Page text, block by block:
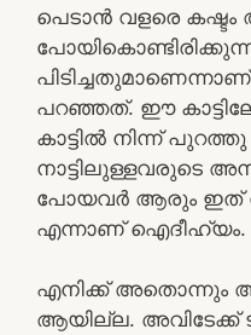
പെടാൻ വളരെ
പറഞ്ഞത്. ഈ
കാട്ടിൽ നിന്ന്
നാട്ടിലുള്ളവരുടെ
പോയവർ ആരും ഇത്
എന്നാണ് ഐദീഹ്യം.
എനിക്ക് അതൊന്നും
ആയില്ല. അവിടേക്ക്